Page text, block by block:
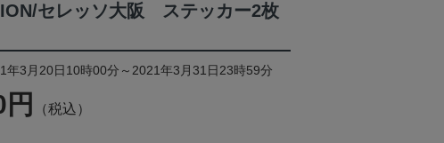
セレッソ大阪 ステッカー2枚
年3月20日10時00分～2021年3月31日23時59分
（税込）